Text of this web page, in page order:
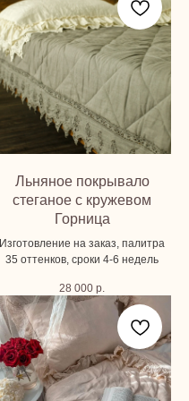
Льняное покрывало
стеганое с кружевом
Горница
Изготовление на заказ, палитра
35 оттенков, сроки 4-6 недель
28 000 р.